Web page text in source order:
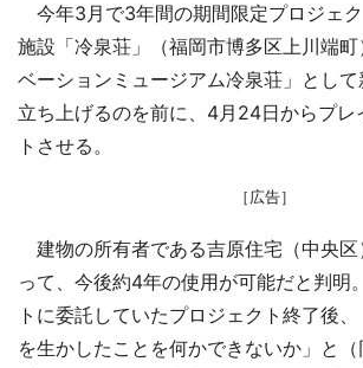
今年3月で3年間の期間限定プロジェ
施設「冷泉荘」（福岡市博多区上川端町
ベーションミュージアム冷泉荘」とし
立ち上げるのを前に、4月24日からプレ
トさせる。
［広告］
建物の所有者である吉原住宅（中央区
って、今後約4年の使用が可能だと判明
トに委託していたプロジェクト終了後
を生かしたことを何かできないか」と